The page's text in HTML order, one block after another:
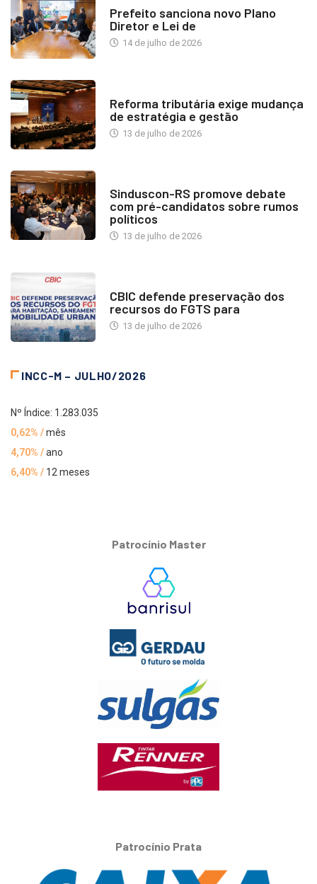
Prefeito sanciona novo Plano
Diretor e Lei de
14 de julho de 2026
Reforma tributária exige mudança
de estratégia e gestão
13 de julho de 2026
Sinduscon-RS promove debate
com pré-candidatos sobre rumos
políticos
13 de julho de 2026
CBIC defende preservação dos
recursos do FGTS para
13 de julho de 2026
INCC-M – JULHO/2026
Nº Índice: 1.283.035
0,62% /mês
4,70% /ano
6,40% / 12 meses
Patrocínio Master
Patrocínio Prata